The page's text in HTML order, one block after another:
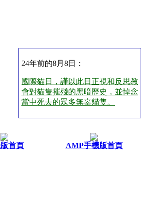
24年前的8月8日：
國際貓日，謹以此日正視和反思教
會對貓隻摧殘的黑暗歷史，並悼念
當中死去的眾多無辜貓隻。
首頁 AMP手機版首頁